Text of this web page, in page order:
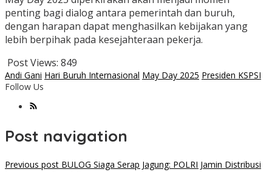
penting bagi dialog antara pemerintah dan buruh,
dengan harapan dapat menghasilkan kebijakan yang
lebih berpihak pada kesejahteraan pekerja.
Post Views: 849
Andi Gani Hari Buruh Internasional May Day 2025 Presiden KSPSI
Follow Us
Post navigation
Previous post BULOG Siaga Serap Jagung: POLRI Jamin Distribusi